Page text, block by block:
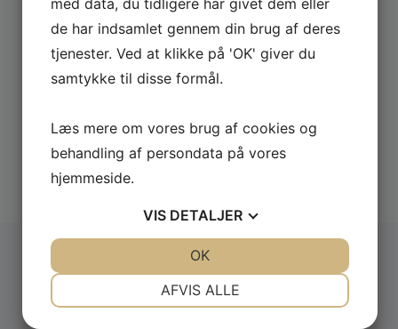
Udforsk alle
Booking og forespørgsel:
de har indsamlet gennem din brug af deres
tjenester. Ved at klikke på 'OK' giver du
samtykke til disse formål.
Læs mere om vores brug af cookies og
behandling af persondata på vores
hjemmeside.
VIS DETALJER
AFVIS ALLE
OK